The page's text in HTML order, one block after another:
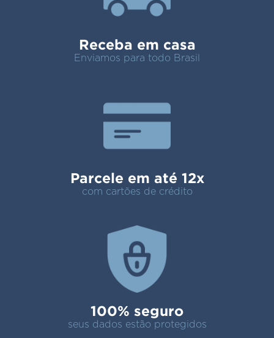
Receba em casa
Enviamos para todo Brasil
Parcele em até 12x
com cartões de crédito
100% seguro
seus dados estão protegidos